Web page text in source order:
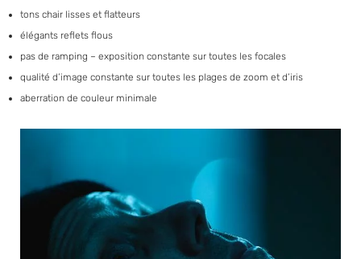
tons chair lisses et flatteurs
élégants reflets flous
pas de ramping – exposition constante sur toutes les focales
qualité d’image constante sur toutes les plages de zoom et d’iris
aberration de couleur minimale